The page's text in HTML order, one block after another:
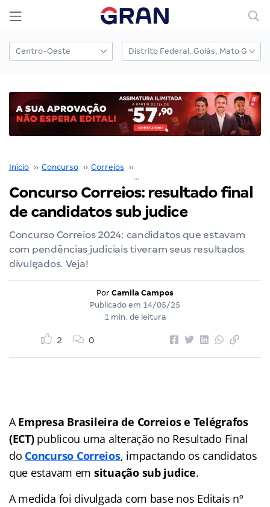
Início ›› Concurso ›› Correios ››
Concurso Correios: resultado final
de candidatos sub judice
Concurso Correios 2024: candidatos que estavam
com pendências judiciais tiveram seus resultados
divulgados. Veja!
Por Camila Campos
Publicado em 14/05/25
1 min. de leitura
2 0
AEmpresa Brasileira de Correios e Telégrafos
(ECT)publicou uma alteração no Resultado Final
do Concurso Correios, impactando os candidatos
que estavam em situação sub judice.
A medida foi divulgada com base nos Editais nº